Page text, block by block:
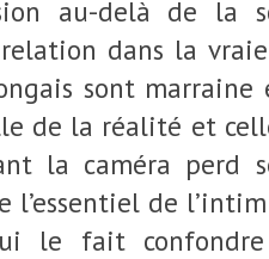
au-delà de la
dans la
sont marraine
de la réalité et
la caméra perd
l’essentiel de
le fait